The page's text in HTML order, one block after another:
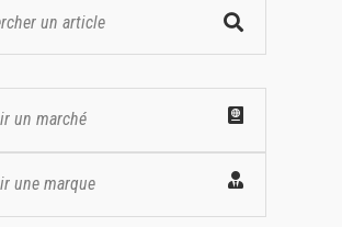
un marché
une marque